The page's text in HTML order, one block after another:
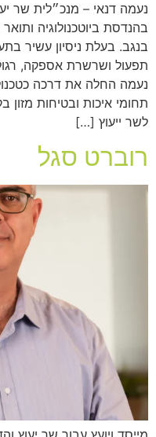
בנגב. בעלת ניסיון עשיר
תפעול ושרשרת אספקה,
נעמה החלה את דרכה
תחומי איכות ובטיחות
לשר ייעוץ […]
רוברט סגל